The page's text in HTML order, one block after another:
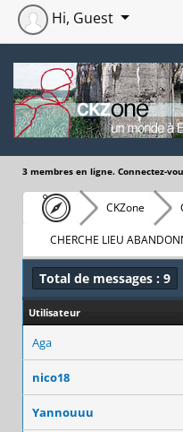
Hi, Guest
3 membres en ligne. Connectez-
CKZone
CHERCHE LIEU
Total de messages : 9
Utilisateur
Aga
nico18
Yannouuu